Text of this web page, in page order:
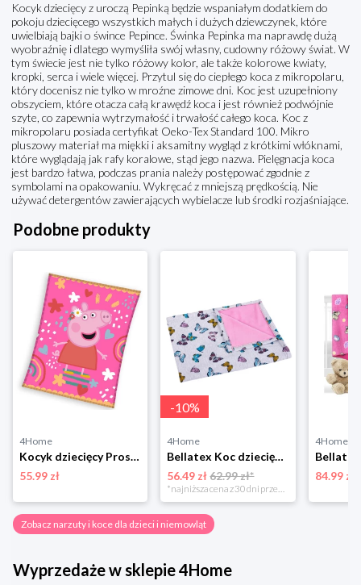
Kocyk dziecięcy z uroczą Pepinką będzie wspaniałym dodatkiem do
pokoju dziecięcego wszystkich małych i dużych dziewczynek, które
uwielbiają bajki o śwince Pepince. Świnka Pepinka ma naprawdę dużą
wyobraźnię i dlatego wymyśliła swój własny, cudowny różowy świat. W
tym świecie jest nie tylko różowy kolor, ale także kolorowe kwiaty,
kropki, serca i wiele więcej. Przytul się do ciepłego koca z mikropolaru,
który docenisz nie tylko w mroźne zimowe dni. Koc jest uzupełniony
obszyciem, które otacza całą krawędź koca i jest również podwójnie
szyte, co zapewnia wytrzymałość i trwałość całego koca. Koc z
mikropolaru posiada certyfikat Oeko-Tex Standard 100. Mikro
pluszowy materiał ma miękki i aksamitny wygląd z krótkimi włóknami,
które wyglądają jak rafy koralowe, stąd jego nazwa. Pielęgnacja koca
jest bardzo łatwa, podczas prania należy postępować zgodnie z
symbolami na opakowaniu. Wykręcać z mniejszą prędkością. Nie
używać detergentów zawierających wybielacze lub środki rozjaśniające.
Podobne produkty
4Home
Kocyk dziecięcy Prosiaczek Pepina Różowy Świat ,130 x 160 cm 4-Home
55.99 zł
-10%
4Home
Bellatex Koc dziecięcy Bára Butterfly różowy, 75 x 100 cm
56.49 zł 62.99 zł*
*najniższa cena z 30 dni przed obniżką
4Home
84.99 zł
Zobacz narzuty i koce dla dzieci i niemowląt
Wyprzedaże w sklepie 4Home